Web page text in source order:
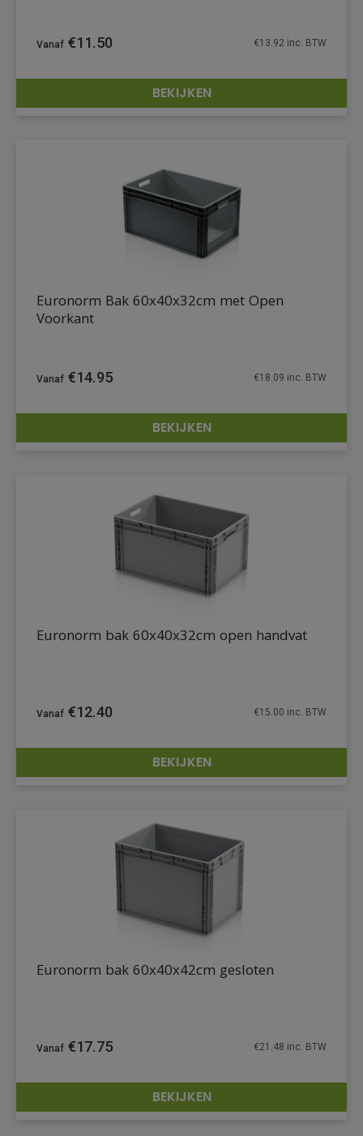
DETAILS
€11.50 €13.92 inc. BTW
BEKIJKEN
DETAILS
Euronorm Bak 60x40x32cm met Open
Voorkant
€14.95 €18.09 inc. BTW
BEKIJKEN
DETAILS
Euronorm bak 60x40x32cm open handvat
€12.40 €15.00 inc. BTW
BEKIJKEN
DETAILS
Euronorm bak 60x40x42cm gesloten
€17.75 €21.48 inc. BTW
BEKIJKEN